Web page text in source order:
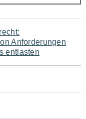
Anforderungen
entlasten